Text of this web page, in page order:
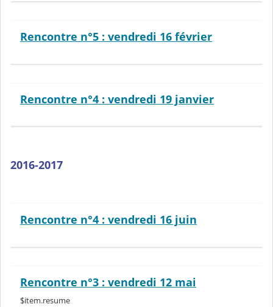
Rencontre n°5 : vendredi 16 février
Rencontre n°4 : vendredi 19 janvier
2016-2017
Rencontre n°4 : vendredi 16 juin
Rencontre n°3 : vendredi 12 mai
$item.resume